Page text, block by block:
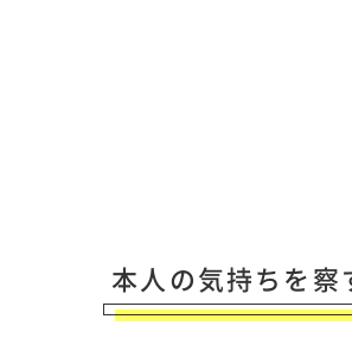
本人の気持ちを